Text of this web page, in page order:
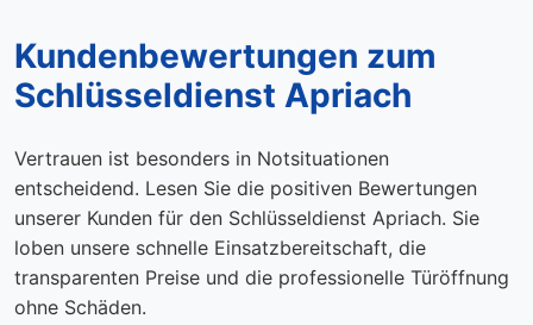
Kundenbewertungen zum
Schlüsseldienst Apriach
Vertrauen ist besonders in Notsituationen
entscheidend. Lesen Sie die positiven Bewertungen
unserer Kunden für den Schlüsseldienst Apriach. Sie
loben unsere schnelle Einsatzbereitschaft, die
transparenten Preise und die professionelle Türöffnung
ohne Schäden.